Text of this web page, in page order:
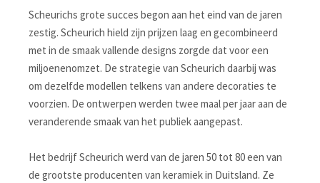
Scheurichs grote succes begon aan het eind van de jaren
zestig. Scheurich hield zijn prijzen laag en gecombineerd
met in de smaak vallende designs zorgde dat voor een
miljoenenomzet. De strategie van Scheurich daarbij was
om dezelfde modellen telkens van andere decoraties te
voorzien. De ontwerpen werden twee maal per jaar aan de
veranderende smaak van het publiek aangepast.
Het bedrijf Scheurich werd van de jaren 50 tot 80 een van
de grootste producenten van keramiek in Duitsland. Ze